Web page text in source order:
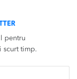
pentru
scurt timp.